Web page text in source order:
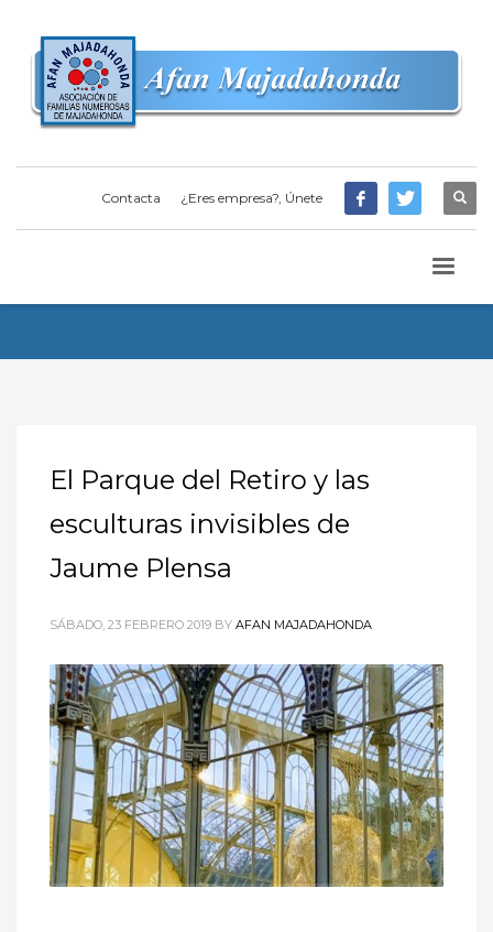
Contacta ¿Eres empresa?, Únete
El Parque del Retiro y las
esculturas invisibles de
Jaume Plensa
SÁBADO, 23 FEBRERO 2019 BY AFAN MAJADAHONDA